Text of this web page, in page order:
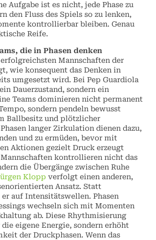
Aufgabe ist es nicht, jede Phase zu
den Fluss des Spiels so zu lenken,
kontrollierbar bleiben. Genau
Reife.
die in Phasen denken
Mannschaften der
wie konsequent das Denken in
umgesetzt wird. Bei Pep Guardiola
Dauerzustand, sondern ein
Teams dominieren nicht permanent
sondern pendeln bewusst
Ballbesitz und plötzlicher
langer Zirkulation dienen dazu,
und zu ermüden, bevor mit
Aktionen gezielt Druck erzeugt
kontrollieren nicht das
die Übergänge zwischen Ruhe
Klopp verfolgt einen anderen,
Ansatz. Statt
auf Intensitätswellen. Phasen
wechseln sich mit Momenten
ab. Diese Rhythmisierung
eigene Energie, sondern erhöht
der Druckphasen. Wenn das